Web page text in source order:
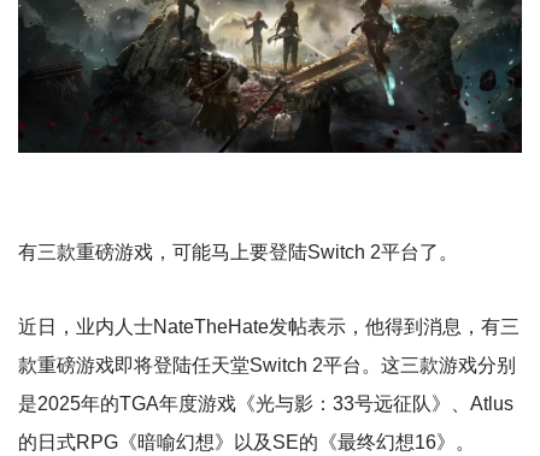
有三款重磅游戏，可能马上要登陆Switch 2平台了。
近日，业内人士NateTheHate发帖表示，他得到消息，有三
款重磅游戏即将登陆任天堂Switch 2平台。这三款游戏分别
是2025年的TGA年度游戏《光与影：33号远征队》、Atlus
的日式RPG《暗喻幻想》以及SE的《最终幻想16》。